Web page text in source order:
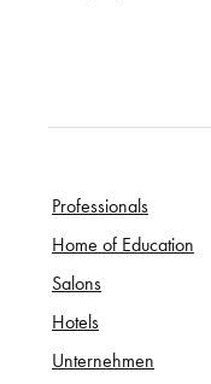
Professionals
Home of Education
Salons
Hotels
Unternehmen